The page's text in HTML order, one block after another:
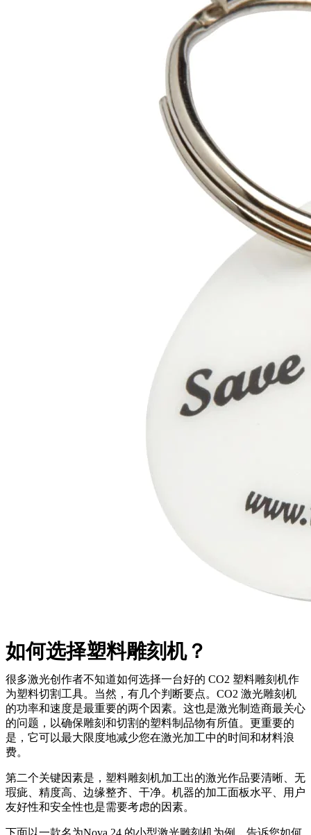
如何选择塑料雕刻机？
很多激光创作者不知道如何选择一台好的 CO2 塑料雕刻机作
为塑料切割工具。当然，有几个判断要点。CO2 激光雕刻机
的功率和速度是最重要的两个因素。这也是激光制造商最关心
的问题，以确保雕刻和切割的塑料制品物有所值。更重要的
是，它可以最大限度地减少您在激光加工中的时间和材料浪
费。
第二个关键因素是，塑料雕刻机加工出的激光作品要清晰、无
瑕疵、精度高、边缘整齐、干净。机器的加工面板水平、用户
友好性和安全性也是需要考虑的因素。
下面以一款名为Nova 24 的小型激光雕刻机为例，告诉您如何